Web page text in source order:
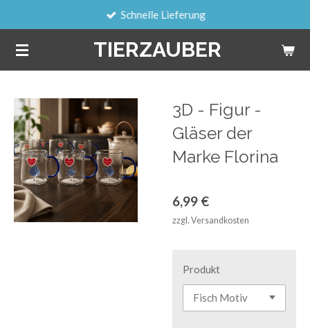
springen
TIERZAUBER
Schnelle Lieferung
3D - Figur -
Gläser der
Marke Florina
6,99 €
zzgl. Versandkosten
Produkt